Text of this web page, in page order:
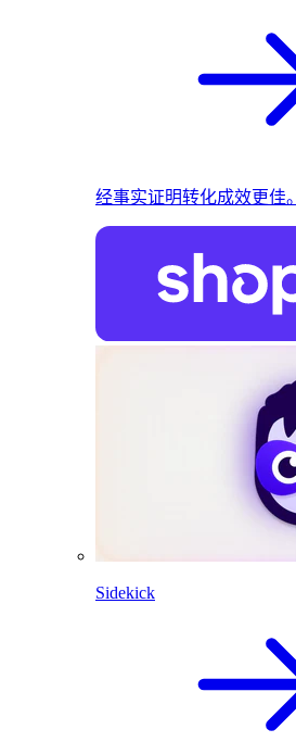
经事实证明转化成效更佳。
Sidekick